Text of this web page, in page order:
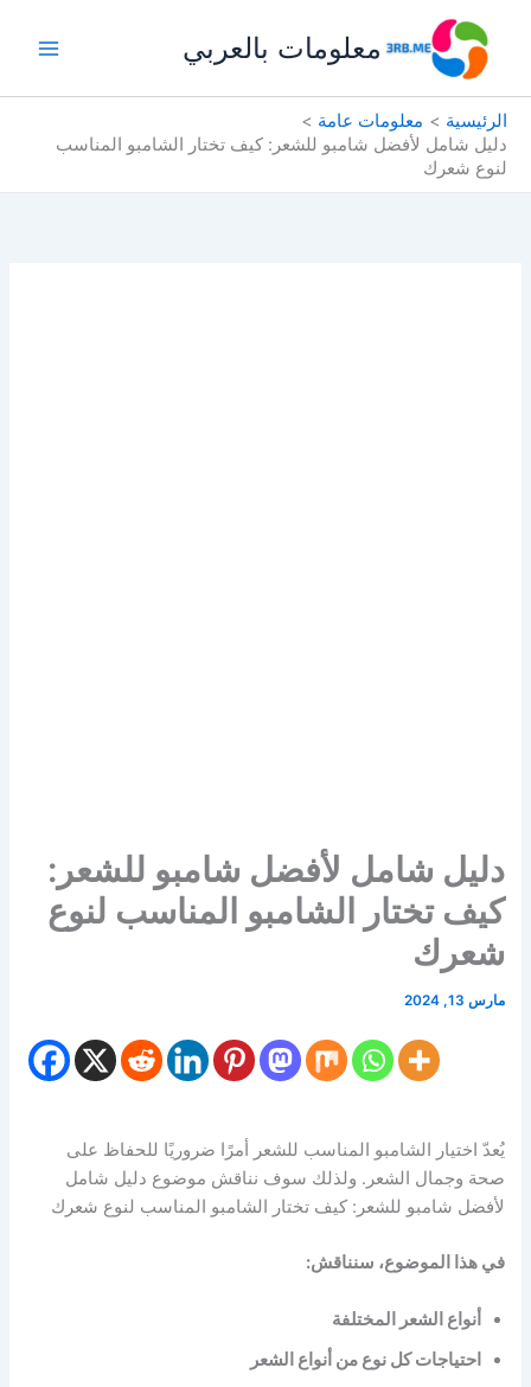
المحتوى
معلومات بالعربي
الرئيسية
معلومات عامة
دليل شامل لأفضل شامبو للشعر: كيف تختار الشامبو المناسب
لنوع شعرك
دليل شامل لأفضل شامبو للشعر:
كيف تختار الشامبو المناسب لنوع
شعرك
مارس 13, 2024
يُعدّ اختيار الشامبو المناسب للشعر أمرًا ضروريًا للحفاظ على
صحة وجمال الشعر. ولذلك سوف نناقش موضوع دليل شامل
لأفضل شامبو للشعر: كيف تختار الشامبو المناسب لنوع شعرك
في هذا الموضوع، سنناقش:
أنواع الشعر المختلفة
احتياجات كل نوع من أنواع الشعر